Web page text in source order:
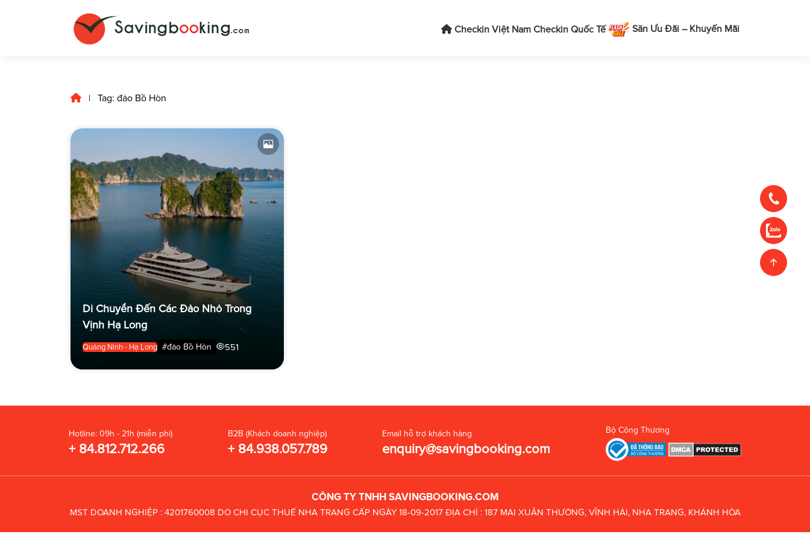
Checkin Việt Nam Checkin Quốc Tế Săn Ưu Đãi – Khuyến Mãi
| Tag: đảo Bồ Hòn
Di Chuyển Đến Các Đảo Nhỏ Trong
Vịnh Hạ Long
Quảng Ninh - Hạ Long #đảo Bồ Hòn 551
Hotline: 09h - 21h (miễn phí)
+ 84.812.712.266
B2B (Khách doanh nghiệp)
+ 84.938.057.789
Email hỗ trợ khách hàng
enquiry@savingbooking.com
Bộ Công Thương
CÔNG TY TNHH SAVINGBOOKING.COM
MST DOANH NGHIỆP : 4201760008 DO CHI CỤC THUẾ NHA TRANG CẤP NGÀY 18-09-2017 ĐỊA CHỈ : 187 MAI XUÂN THƯỞNG, VĨNH HẢI, NHA TRANG, KHÁNH HÒA